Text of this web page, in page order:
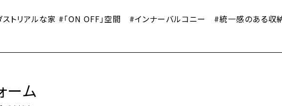
ストリアルな家 #「ON OFF」空間 #インナーバルコニー #統一感のある収
ーム